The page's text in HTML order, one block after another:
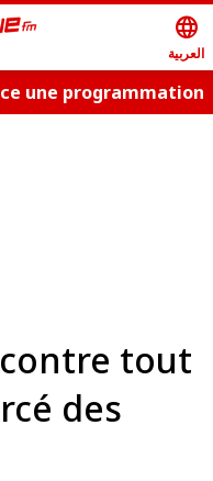
language
العربية
une programmation
contre tout
des